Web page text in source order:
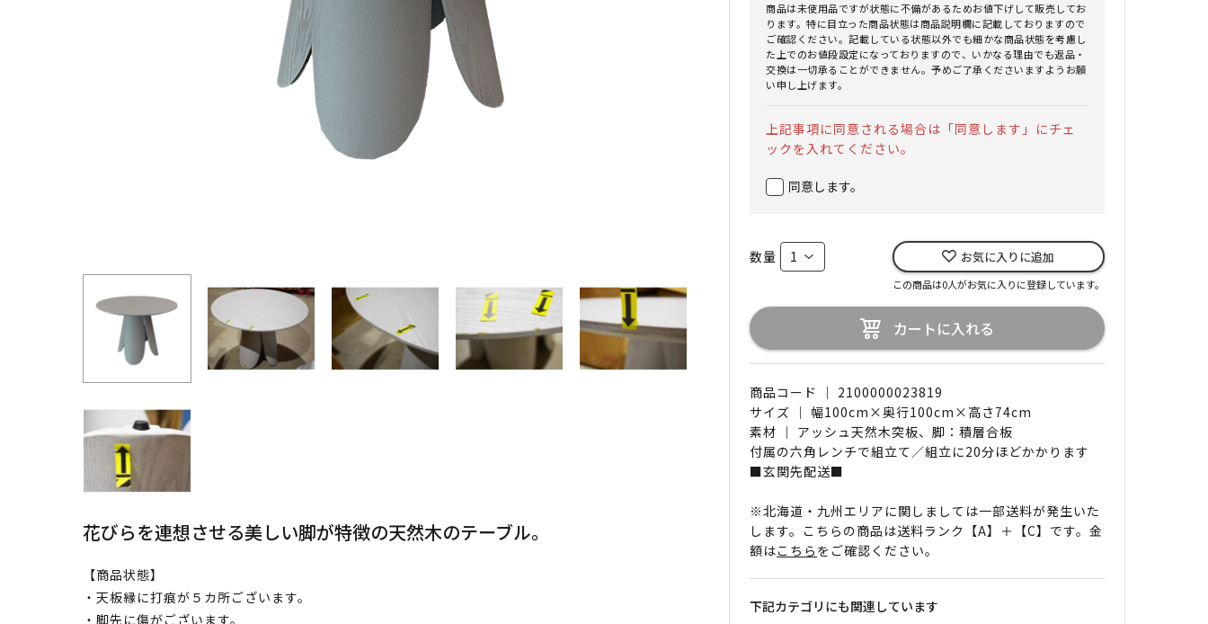
花びらを連想させる美しい脚が特徴の天然木のテーブル。
【商品状態】
・天板縁に打痕が５カ所ございます。
・脚先に傷がございます。
商品は未使用品ですが状態に不備があるためお値下げして販売してお
ります。特に目立った商品状態は商品説明欄に記載しておりますので
ご確認ください。記載している状態以外でも細かな商品状態を考慮し
た上でのお値段設定になっておりますので、いかなる理由でも返品・
交換は一切承ることができません。予めご了承くださいますようお願
い申し上げます。
上記事項に同意される場合は「同意します」にチェ
ックを入れてください。
同意します。
数量 お気に入りに追加
この商品は0人がお気に入りに登録しています。
カートに入れる
商品コード ｜ 2100000023819
サイズ ｜ 幅100cm×奥行100cm×高さ74cm
素材 ｜ アッシュ天然木突板、脚：積層合板
付属の六角レンチで組立て／組立に20分ほどかかります
■玄関先配送■
※北海道・九州エリアに関しましては一部送料が発生いた
します。こちらの商品は送料ランク【A】＋【C】です。金
額はこちら をご確認ください。
下記カテゴリにも関連しています